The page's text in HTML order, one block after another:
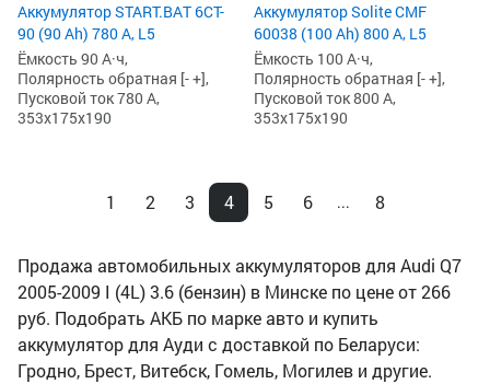
Аккумулятор START.BAT 6CT-
90 (90 Ah) 780 А, L5
Ёмкость 90 А·ч,
Полярность обратная [- +],
Пусковой ток 780 А,
353x175x190
Аккумулятор Solite CMF
60038 (100 Ah) 800 А, L5
Ёмкость 100 А·ч,
Полярность обратная [- +],
Пусковой ток 800 А,
353x175x190
1 2 3 4 5 6 ... 8
Продажа автомобильных аккумуляторов для Audi Q7
2005-2009 I (4L) 3.6 (бензин) в Минске по цене от 266
руб. Подобрать АКБ по марке авто и купить
аккумулятор для Ауди с доставкой по Беларуси:
Гродно, Брест, Витебск, Гомель, Могилев и другие.